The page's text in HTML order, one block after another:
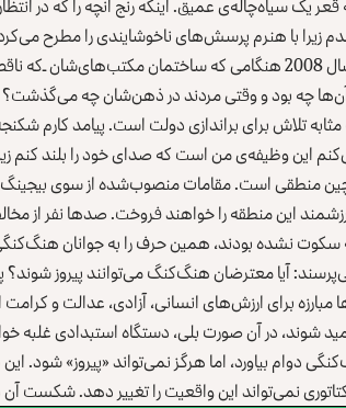
زیرا با هنرم پرسش‌های ناخوشایندی را مطرح
«ونچوان» سال 2008 هنگامی که ساختمان
چه بود و وقتی مردند در ذهن‌شان چه
مثابه تلاش برای براندازی دولت است. پیامد کارم
این وظیفه‌ی من است که صدای خود را بلند کنم
منطقی است. مقامات منصوب‌شده از سوی
این منطقه را خواهند فروخت. صدها نفر از
سکوت نشده بودند، همین حرف را به جوانان
آیا معترضان هنگ‌کنگ می‌توانند پیروز شوند؟
مبارزه برای ارزش‌های انسانی، آزادی، عدالت و
شوند، در آن صورت بلی، دستگاه استبدادی غلبه
دوام بیاورد، اما هرگز نمی‌تواند «پیروز»
نمی‌تواند این واقعیت را تغییر دهد. شکست آن